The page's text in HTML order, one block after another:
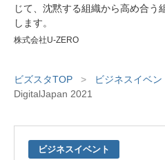
じて、沈黙する組織から高め合う
します。
株式会社U-ZERO
ビズスタTOP > ビジネスイベ
DigitalJapan 2021
ビジネスイベント